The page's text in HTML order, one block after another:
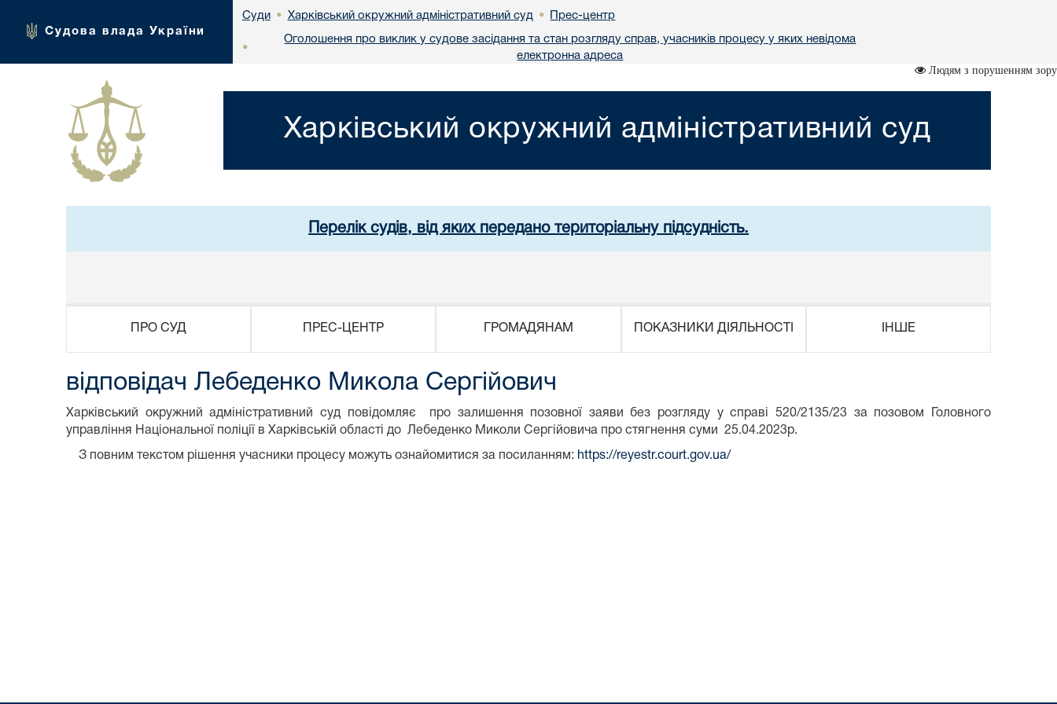
Судова влада України
Суди • Харківський окружний адміністративний суд • Прес-центр
•
Оголошення про виклик у судове засідання та стан розгляду справ, учасників процесу у яких невідома
електронна адреса
Людям з порушенням зору
Харківський окружний адміністративний суд
Перелік судів, від яких передано територіальну підсудність.
ПРО СУД ПРЕС-ЦЕНТР ГРОМАДЯНАМ ПОКАЗНИКИ ДІЯЛЬНОСТІ ІНШЕ
відповідач Лебеденко Микола Сергійович
Харківський окружний адміністративний суд повідомляє про залишення позовної заяви без розгляду у справі 520/2135/23 за позовом Головного
управління Національної поліції в Харківській області до Лебеденко Миколи Сергійовича про стягнення суми 25.04.2023р.
З повним текстом рішення учасники процесу можуть ознайомитися за посиланням: https://reyestr.court.gov.ua/